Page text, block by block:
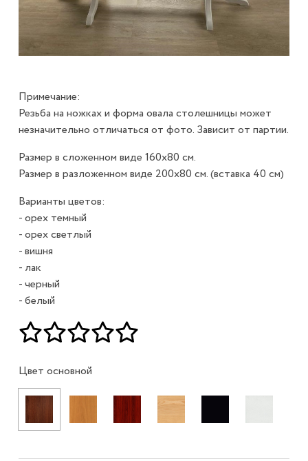
Примечание:
Резьба на ножках и форма овала столешницы может
незначительно отличаться от фото. Зависит от партии.
Размер в сложенном виде 160х80 см.
Размер в разложенном виде 200х80 см. (вставка 40 см)
Варианты цветов:
- орех темный
- орех светлый
- вишня
- лак
- черный
- белый
Цвет основной